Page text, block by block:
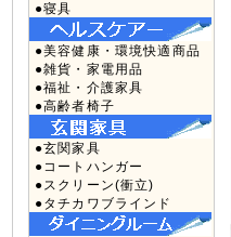
●寝具
●美容健康・環境快適商品
●雑貨・家電用品
●福祉・介護家具
●高齢者椅子
●玄関家具
●コートハンガー
●スクリーン(衝立)
●タチカワブラインド